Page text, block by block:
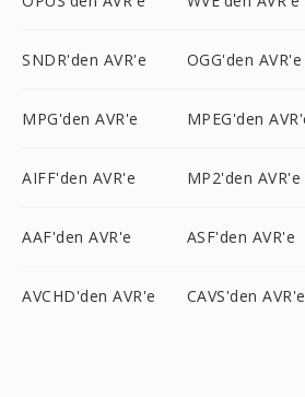
SNDR'den AVR'e OGG'den AVR'e
MPG'den AVR'e MPEG'den
AIFF'den AVR'e MP2'den AVR'e
AAF'den AVR'e ASF'den AVR'e
AVCHD'den AVR'e CAVS'den AVR'e